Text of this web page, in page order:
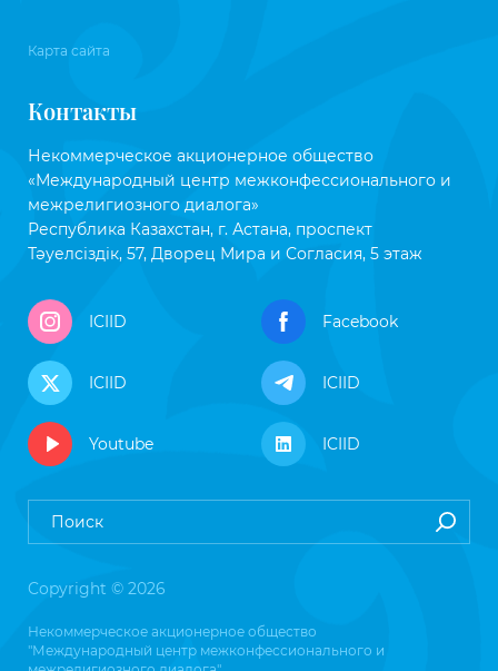
Карта сайта
Контакты
Некоммерческое акционерное общество
«Международный центр межконфессионального и
межрелигиозного диалога»
Республика Казахстан, г. Астана, проспект
Тәуелсіздік, 57, Дворец Мира и Согласия, 5 этаж
ICIID Facebook
ICIID ICIID
Youtube ICIID
Copyright © 2026
Некоммерческое акционерное общество
"Международный центр межконфессионального и